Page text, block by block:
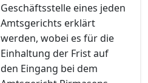
Geschäftsstelle eines jeden
Amtsgerichts erklärt
werden, wobei es für die
Einhaltung der Frist auf
den Eingang bei dem